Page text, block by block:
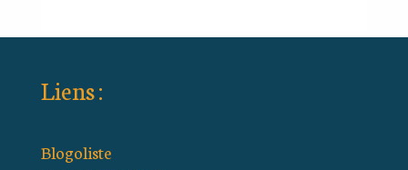
Liens :
Blogoliste